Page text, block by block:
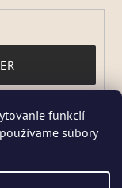
funkcií
súbory
ZÁSIELKY. ☀️
našich výrobkov,